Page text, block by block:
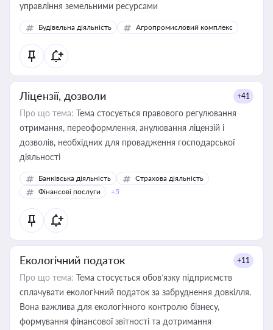
управління земельними ресурсами
Будівельна діяльність Агропромисловий комплекс
Ліцензії, дозволи +41
Про що тема: Тема стосується правового регулювання
отримання, переоформлення, анулювання ліцензій і
дозволів, необхідних для провадження господарської
діяльності
Банківська діяльність
Страхова діяльність
Фінансові послуги
+5
Екологічний податок +11
Про що тема: Тема стосується обов’язку підприємств
сплачувати екологічний податок за забруднення довкілля.
Вона важлива для екологічного контролю бізнесу,
формування фінансової звітності та дотримання